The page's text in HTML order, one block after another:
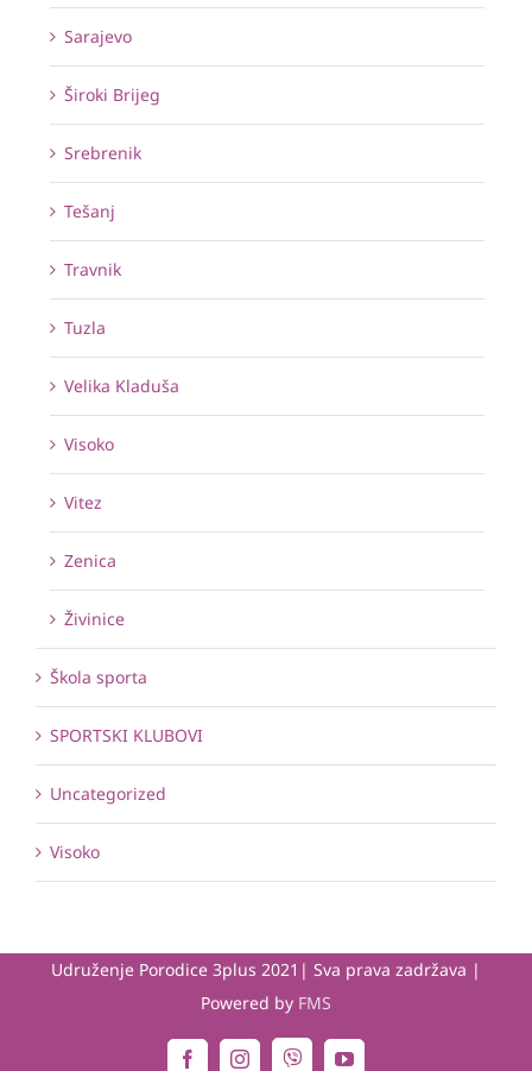
Sarajevo
Široki Brijeg
Srebrenik
Tešanj
Travnik
Tuzla
Velika Kladuša
Visoko
Vitez
Zenica
Živinice
Škola sporta
SPORTSKI KLUBOVI
Uncategorized
Visoko
Udruženje Porodice 3plus 2021| Sva prava zadržava |
Powered by FMS
Viber